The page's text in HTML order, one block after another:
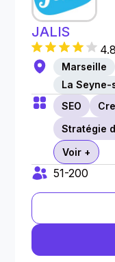
JALIS
4.8
Marseille
La
SEO
Stratégie
Voir +
51-200